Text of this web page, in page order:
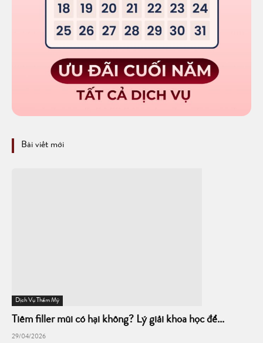
Bài viết mới
Dịch Vụ Thẩm Mỹ
Tiêm filler mũi có hại không? Lý giải khoa học để...
29/04/2026